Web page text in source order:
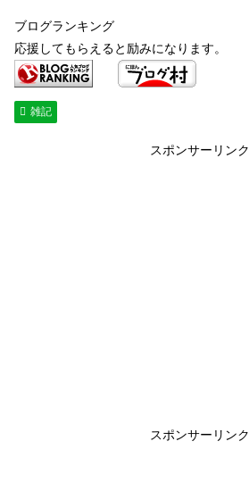
ブログランキング
応援してもらえると励みになります。
雑記
スポンサーリンク
スポンサーリンク